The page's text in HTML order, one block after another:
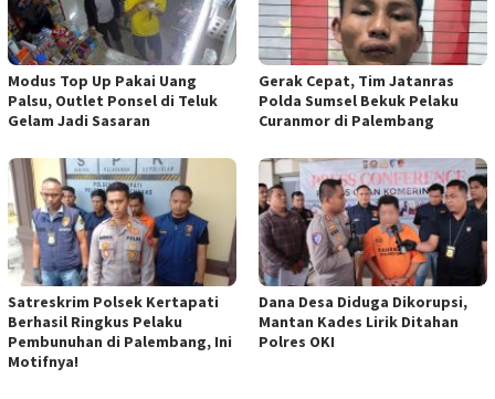
Modus Top Up Pakai Uang
Palsu, Outlet Ponsel di Teluk
Gelam Jadi Sasaran
Gerak Cepat, Tim Jatanras
Polda Sumsel Bekuk Pelaku
Curanmor di Palembang
Satreskrim Polsek Kertapati
Berhasil Ringkus Pelaku
Pembunuhan di Palembang, Ini
Motifnya!
Dana Desa Diduga Dikorupsi,
Mantan Kades Lirik Ditahan
Polres OKI